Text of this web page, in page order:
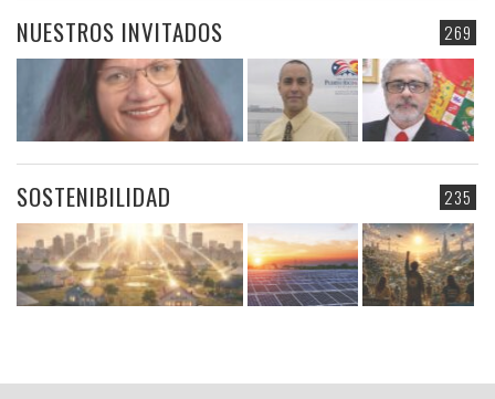
269
NUESTROS INVITADOS
235
SOSTENIBILIDAD